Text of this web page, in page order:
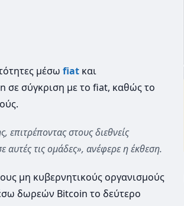
μέσω fiat και
σε σύγκριση με το fiat, καθώς το
επιτρέποντας στους διεθνείς
τις ομάδες», ανέφερε η έκθεση.
μη κυβερνητικούς οργανισμούς
δωρεών Bitcoin το δεύτερο